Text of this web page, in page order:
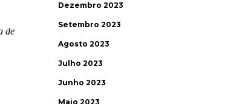
Dezembro 2023
Setembro 2023
Agosto 2023
Julho 2023
Junho 2023
Maio 2023